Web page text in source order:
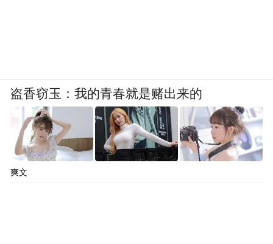
盗香窃玉：我的青春就是赌出来的
爽文